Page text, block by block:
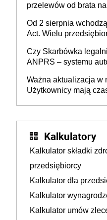
przelewów od brata
darowizna, ale
Od 2 sierpnia
Act. Wielu
Czy Skarbówka
ANPRS – systemu
pojazdów z kamer
Ważna aktualizacja w
Użytkownicy mają
Kalkulatory
Kalkulator składki
przedsiębiorcy
Kalkulator dla
Kalkulator
Kalkulator umów